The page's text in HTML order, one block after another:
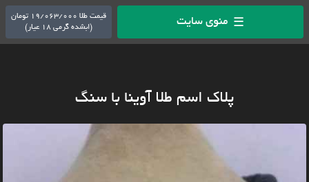
☰ منوی سایت
قیمت طلا 19/063/000 تومان
(ابشده گرمی 18 عیار)
پلاک اسم طلا آوینا با سنگ